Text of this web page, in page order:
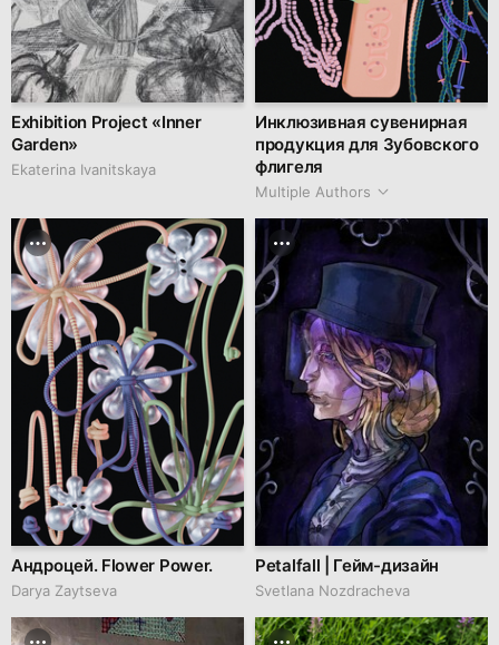
Exhibition Project «Inner
Garden»
Ekaterina Ivanitskaya
Инклюзивная сувенирная
продукция для Зубовского
флигеля
Multiple Authors
Андроцей. Flower Power.
Darya Zaytseva
Petalfall | Гейм-дизайн
Svetlana Nozdracheva